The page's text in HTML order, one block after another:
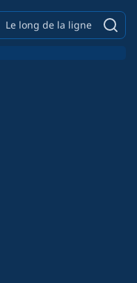
Le long de la ligne